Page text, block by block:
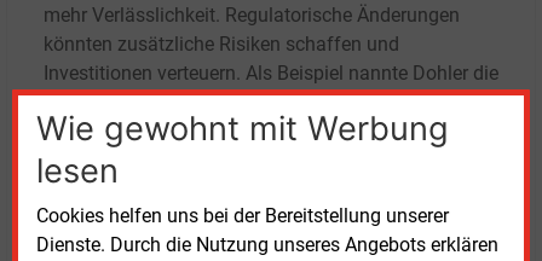
Wie gewohnt mit Werbung
lesen
Cookies helfen uns bei der Bereitstellung unserer
Dienste. Durch die Nutzung unseres Angebots erklären
mehr Verlässlichkeit. Regulatorische Änderungen
könnten zusätzliche Risiken schaffen und
Investitionen verteuern. Als Beispiel nannte Dohler die
Diskussion um die Einbindung von Biogas in
gesetzliche Regelungen, die Auswirkungen auf die
Zukunft der Gasnetze haben könnte. Solche
Unsicherheiten könnten zu steigenden Kosten führen.
Zudem sei die Förderung der Wärmewende